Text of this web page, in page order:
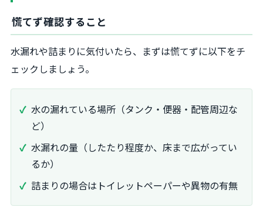
慌てず確認すること
水漏れや詰まりに気付いたら、まずは慌てずに以下をチ
ェックしましょう。
水の漏れている場所（タンク・便器・配管周辺な
ど）
水漏れの量（したたり程度か、床まで広がってい
るか）
詰まりの場合はトイレットペーパーや異物の有無